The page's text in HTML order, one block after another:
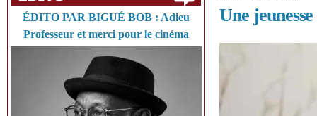
ÉDITO PAR BIGUÉ BOB : Adieu
Professeur et merci pour le cinéma
Une